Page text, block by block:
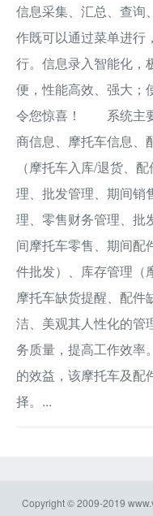
信息采集、汇总、查询
作既可以通过菜单进行
行。信息录入智能化，
便，性能高效、强大；
令您惊喜！ 系统主要
商信息、摩托车信息、
（摩托车入库/退货、
理、批发管理、期间销
理、零售财务管理、批
间摩托车零售、期间配
件批发）、库存管理（
摩托车缺货提醒、配
洁、美观其人性化的管
务质量，提高工作效率
的效益，该摩托车及配
择。...
Copyright © 2009-2019